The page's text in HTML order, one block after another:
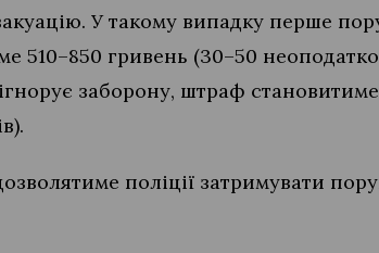
У такому випадку перше
510–850 гривень (30–50
заборону, штраф
поліції затримувати